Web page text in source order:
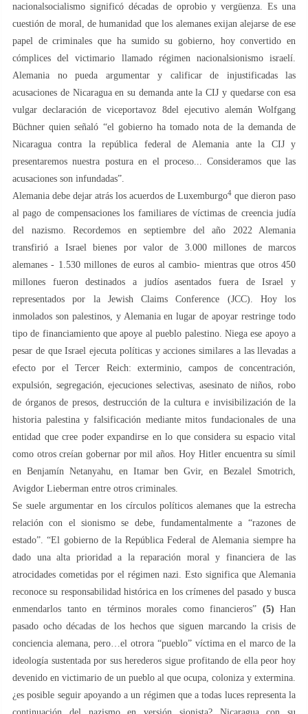
nacionalsocialismo significó décadas de oprobio y vergüenza. Es una
cuestión de moral, de humanidad que los alemanes exijan alejarse de ese
papel de criminales que ha sumido su gobierno, hoy convertido en
cómplices del victimario llamado régimen nacionalsionismo israelí.
Alemania no pueda argumentar y calificar de injustificadas las
acusaciones de Nicaragua en su demanda ante la CIJ y quedarse con esa
vulgar declaración de viceportavoz 8del ejecutivo alemán Wolfgang
Büchner quien señaló “el gobierno ha tomado nota de la demanda de
Nicaragua contra la república federal de Alemania ante la CIJ y
presentaremos nuestra postura en el proceso... Consideramos que las
acusaciones son infundadas”.
Alemania debe dejar atrás los acuerdos de Luxemburgo4 que dieron paso
al pago de compensaciones los familiares de víctimas de creencia judía
del nazismo. Recordemos en septiembre del año 2022 Alemania
transfirió a Israel bienes por valor de 3.000 millones de marcos
alemanes - 1.530 millones de euros al cambio- mientras que otros 450
millones fueron destinados a judíos asentados fuera de Israel y
representados por la Jewish Claims Conference (JCC). Hoy los
inmolados son palestinos, y Alemania en lugar de apoyar restringe todo
tipo de financiamiento que apoye al pueblo palestino. Niega ese apoyo a
pesar de que Israel ejecuta políticas y acciones similares a las llevadas a
efecto por el Tercer Reich: exterminio, campos de concentración,
expulsión, segregación, ejecuciones selectivas, asesinato de niños, robo
de órganos de presos, destrucción de la cultura e invisibilización de la
historia palestina y falsificación mediante mitos fundacionales de una
entidad que cree poder expandirse en lo que considera su espacio vital
como otros creían gobernar por mil años. Hoy Hitler encuentra su símil
en Benjamín Netanyahu, en Itamar ben Gvir, en Bezalel Smotrich,
Avigdor Lieberman entre otros criminales.
Se suele argumentar en los círculos políticos alemanes que la estrecha
relación con el sionismo se debe, fundamentalmente a “razones de
estado”. “El gobierno de la República Federal de Alemania siempre ha
dado una alta prioridad a la reparación moral y financiera de las
atrocidades cometidas por el régimen nazi. Esto significa que Alemania
reconoce su responsabilidad histórica en los crímenes del pasado y busca
enmendarlos tanto en términos morales como financieros” (5) Han
pasado ocho décadas de los hechos que siguen marcando la crisis de
conciencia alemana, pero…el otrora “pueblo” víctima en el marco de la
ideología sustentada por sus herederos sigue profitando de ella peor hoy
devenido en victimario de un pueblo al que ocupa, coloniza y extermina.
¿es posible seguir apoyando a un régimen que a todas luces representa la